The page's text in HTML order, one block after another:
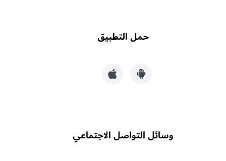
حمل التطبيق
وسائل التواصل الاجتماعي